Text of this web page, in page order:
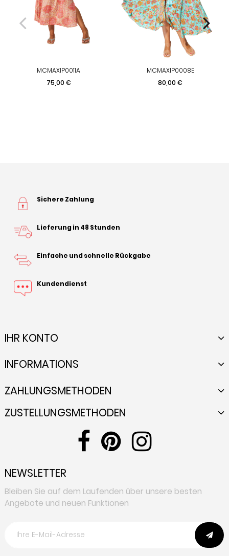
MCMAXIP0011A
Preis
75,00 €
MCMAXIP0008E
Preis
80,00 €
Sichere Zahlung
Lieferung in 48 Stunden
Einfache und schnelle Rückgabe
Kundendienst
IHR KONTO
INFORMATIONS
ZAHLUNGSMETHODEN
ZUSTELLUNGSMETHODEN
NEWSLETTER
Bleiben Sie auf dem Laufenden über unsere besten
Angebote und neuen Funktionen